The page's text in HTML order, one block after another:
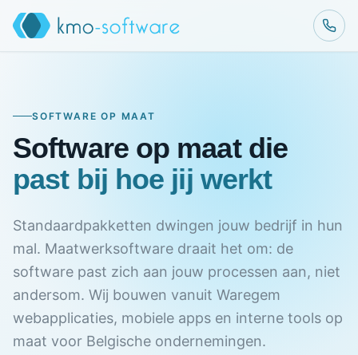
SOFTWARE OP MAAT
Software op maat die
past bij hoe jij werkt
Standaardpakketten dwingen jouw bedrijf in hun
mal. Maatwerksoftware draait het om: de
software past zich aan jouw processen aan, niet
andersom. Wij bouwen vanuit Waregem
webapplicaties, mobiele apps en interne tools op
maat voor Belgische ondernemingen.